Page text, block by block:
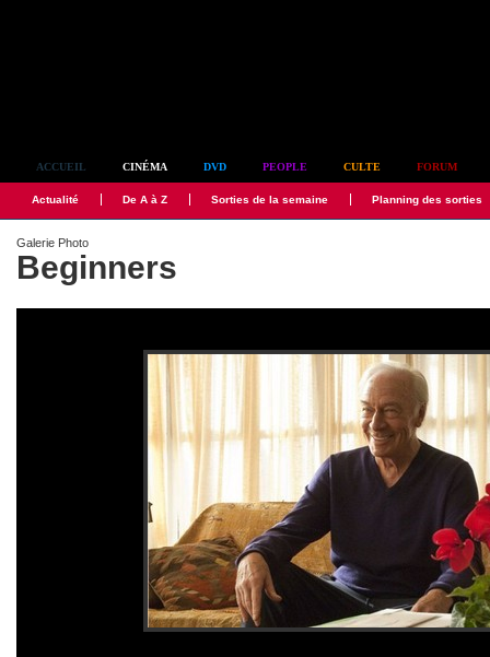
ACCUEIL CINÉMA DVD PEOPLE CULTE FORUM
Actualité De A à Z Sorties de la semaine Planning des sorties
Galerie Photo
Beginners